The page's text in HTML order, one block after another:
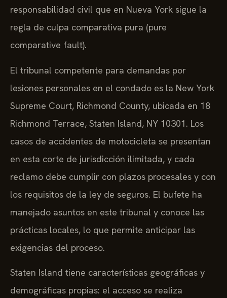
responsabilidad civil que en Nueva York sigue la
regla de culpa comparativa pura (pure
comparative fault).
El tribunal competente para demandas por
lesiones personales en el condado es la New York
Supreme Court, Richmond County, ubicada en 18
Richmond Terrace, Staten Island, NY 10301. Los
casos de accidentes de motocicleta se presentan
en esta corte de jurisdicción ilimitada, y cada
reclamo debe cumplir con plazos procesales y con
los requisitos de la ley de seguros. El bufete ha
manejado asuntos en este tribunal y conoce las
prácticas locales, lo que permite anticipar las
exigencias del proceso.
Staten Island tiene características geográficas y
demográficas propias: el acceso se realiza